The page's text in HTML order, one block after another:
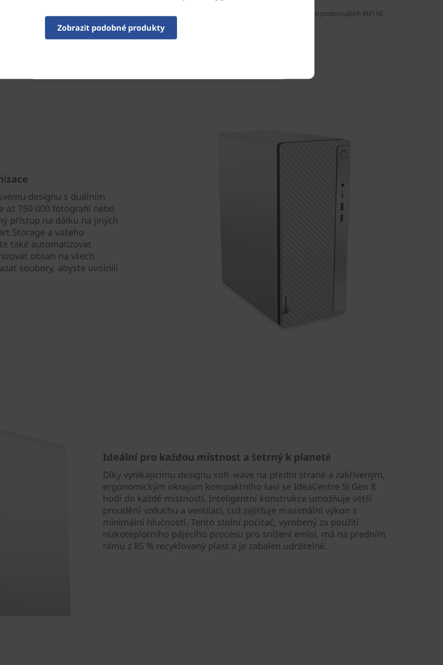
* 6GHz WiFi 6E závisí na podpoře operačního systému, routerů / AP / bran podporujících WiFi 6E,
spolu s regionálními regulačními certifikacemi a přidělením spektra.
designu s duálním
až 750 000 fotografií nebo
přístup na dálku na jiných
Storage a vašeho
také automatizovat
obsah na všech
soubory, abyste uvolnili
Ideální pro každou místnost a šetrný k planetě
Díky vynikajícímu designu soft-wave na přední straně a zakřiveným,
ergonomickým okrajům kompaktního šasi se IdeaCentre 5i Gen 8
hodí do každé místnosti. Inteligentní konstrukce umožňuje větší
proudění vzduchu a ventilaci, což zajišťuje maximální výkon s
minimální hlučností. Tento stolní počítač, vyrobený za použití
nízkoteplotního pájecího procesu pro snížení emisí, má na předním
rámu z 85 % recyklovaný plast a je zabalen udržitelně.
Zobrazit podobné produkty